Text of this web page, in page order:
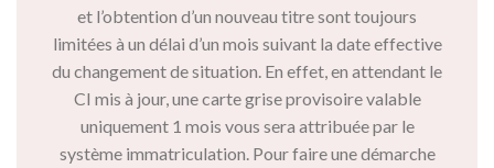
et l’obtention d’un nouveau titre sont toujours
limitées à un délai d’un mois suivant la date effective
du changement de situation. En effet, en attendant le
CI mis à jour, une carte grise provisoire valable
uniquement 1 mois vous sera attribuée par le
système immatriculation. Pour faire une démarche